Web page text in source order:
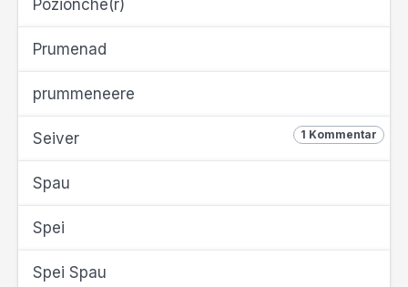
Poziönche(r)
Prumenad
prummeneere
1 Kommentar
Seiver
Spau
Spei
Spei Spau